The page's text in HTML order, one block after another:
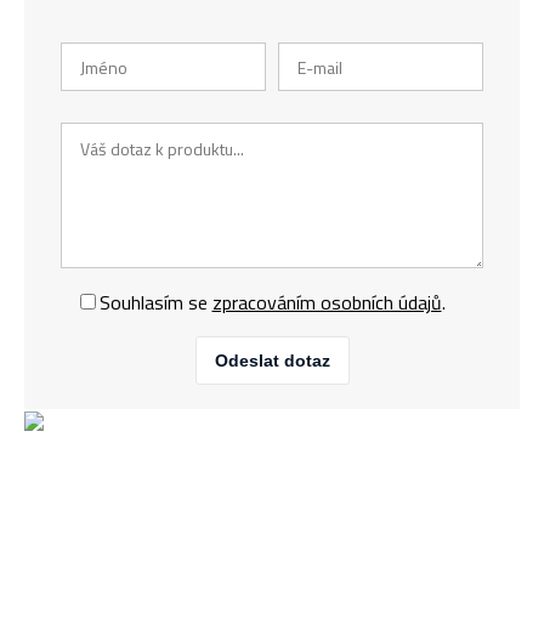
Souhlasím se zpracováním osobních údajů.
Odeslat dotaz